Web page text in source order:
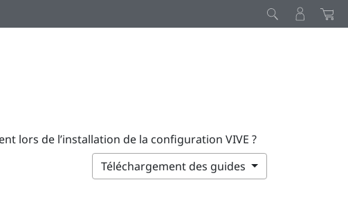
lors de l’installation de la configuration VIVE ?
Téléchargement des guides